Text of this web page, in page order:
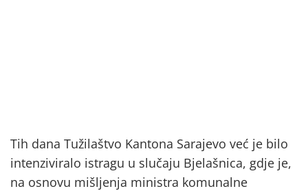
Tih dana Tužilaštvo Kantona Sarajevo već je bilo
intenziviralo istragu u slučaju Bjelašnica, gdje je,
na osnovu mišljenja ministra komunalne